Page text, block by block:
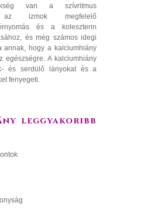
van a szívritmus
az izmok megfelelő
és a koleszterin
és még számos idegi
annak, hogy a kalciumhiány
egészségre. A kalciumhiány
és serdülő lányokat és a
fenyegeti.
leggyakoribb